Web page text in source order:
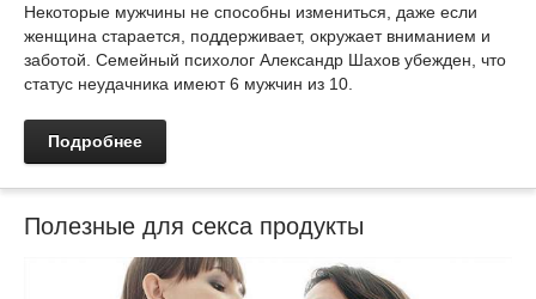
Некоторые мужчины не способны измениться, даже если
женщина старается, поддерживает, окружает вниманием и
заботой. Семейный психолог Александр Шахов убежден, что
статус неудачника имеют 6 мужчин из 10.
Подробнее
Полезные для секса продукты